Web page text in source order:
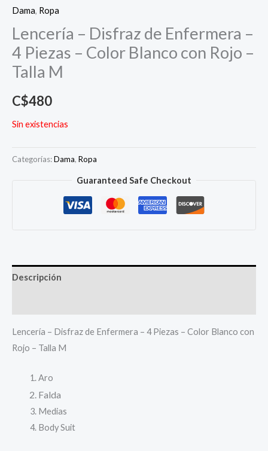
Dama, Ropa
Lencería – Disfraz de Enfermera –
4 Piezas – Color Blanco con Rojo –
Talla M
C$480
Sin existencias
Categorías:Dama, Ropa
Guaranteed Safe Checkout
Descripción
Lencería – Disfraz de Enfermera – 4 Piezas – Color Blanco con
Rojo – Talla M
Aro
Falda
Medias
Body Suit